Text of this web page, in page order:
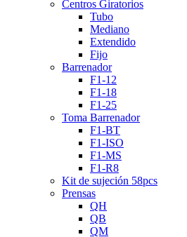
Centros Giratorios
Tubo
Mediano
Extendido
Fijo
Barrenador
F1-12
F1-18
F1-25
Toma Barrenador
F1-BT
F1-ISO
F1-MS
F1-R8
Kit de sujeción 58pcs
Prensas
QH
QB
QM